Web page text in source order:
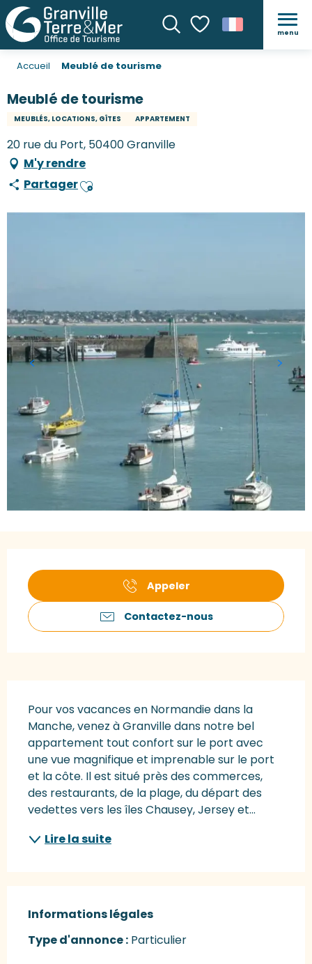
Recherche
Voir les favoris
menu
Accueil Meublé de tourisme
Meublé de tourisme
MEUBLÉS, LOCATIONS, GÎTES APPARTEMENT
20 rue du Port, 50400 Granville
M'y rendre
PartagerAjouter aux favoris
Appeler
Contactez-nous
Pour vos vacances en Normandie dans la
Manche, venez à Granville dans notre bel
appartement tout confort sur le port avec
une vue magnifique et imprenable sur le port
et la côte. Il est situé près des commerces,
des restaurants, de la plage, du départ des
vedettes vers les îles Chausey, Jersey et...
Lire la suite
Informations légales
Informations légales
Type d'annonce : Particulier